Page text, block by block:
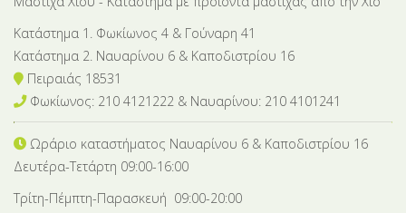
Κατάστημα 1. Φωκίωνος 4 & Γούναρη 41
Κατάστημα 2. Ναυαρίνου 6 & Καποδιστρίου 16
Πειραιάς 18531
Φωκίωνος: 210 4121222 & Nαυαρίνου: 210 4101241
Ωράριο καταστήματος Ναυαρίνου 6 & Καποδιστρίου 16
Δευτέρα-Tετάρτη 09:00-16:00
Τρίτη-Πέμπτη-Παρασκευή 09:00-20:00